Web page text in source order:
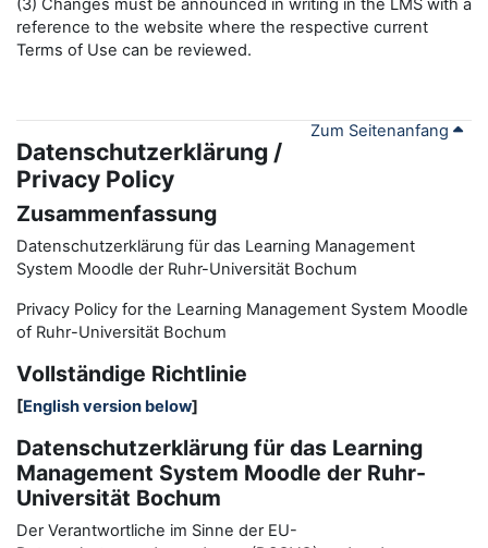
(3) Changes must be announced in writing in the LMS with a
reference to the website where the respective current
Terms of Use can be reviewed.
Zum Seitenanfang
Datenschutzerklärung /
Privacy Policy
Zusammenfassung
Datenschutzerklärung für das Learning Management
System Moodle der Ruhr-Universität Bochum
Privacy Policy for the Learning Management System Moodle
of Ruhr-Universität Bochum
Vollständige Richtlinie
[English version below]
Datenschutzerklärung für das Learning
Management System Moodle der Ruhr-
Universität Bochum
Der Verantwortliche im Sinne der EU-